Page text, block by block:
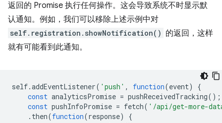
返回的 Promise 执行任何操作。这会导致系统不时显示默
认通知。例如，我们可以移除上述示例中对
self.registration.showNotification() 的返回，这样
就有可能看到此通知。
self.addEventListener( 'push' , function(event)
{
const analyticsPromise = pushReceivedTracking();
const pushInfoPromise = fetch( '/api/get-more-
. then(function(response)
{